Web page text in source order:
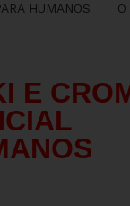
PARA HUMANOS
E